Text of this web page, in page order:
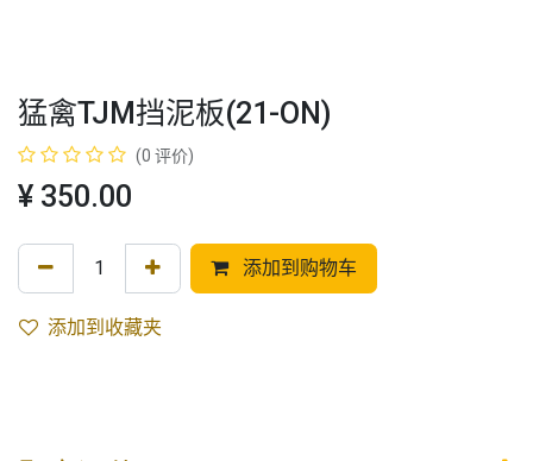
猛禽TJM挡泥板(21-ON)
(0 评价)
¥ 350.00
添加到购物车
添加到收藏夹